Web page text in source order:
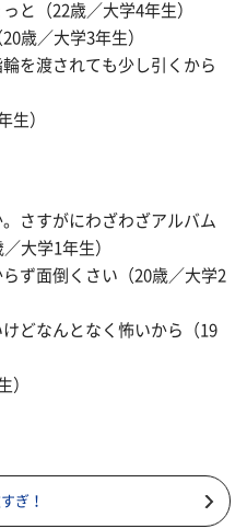
と（22歳／大学4年生）
歳／大学3年生）
を渡されても少し引くから
生）
さすがにわざわざアルバム
大学1年生）
ず面倒くさい（20歳／大学2
どなんとなく怖いから（19
）
ぎ！